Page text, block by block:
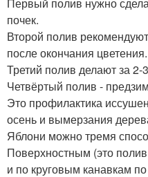
почек.
Второй полив
после окончания цветения.
Третий полив делают за
Четвёртый полив -
Это профилактика
осень и вымерзания
Яблони можно тремя
Поверхностным (это
и по круговым канавкам